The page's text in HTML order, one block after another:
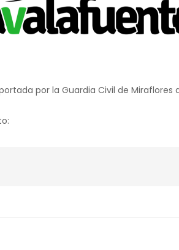
por la Guardia Civil de Miraflores